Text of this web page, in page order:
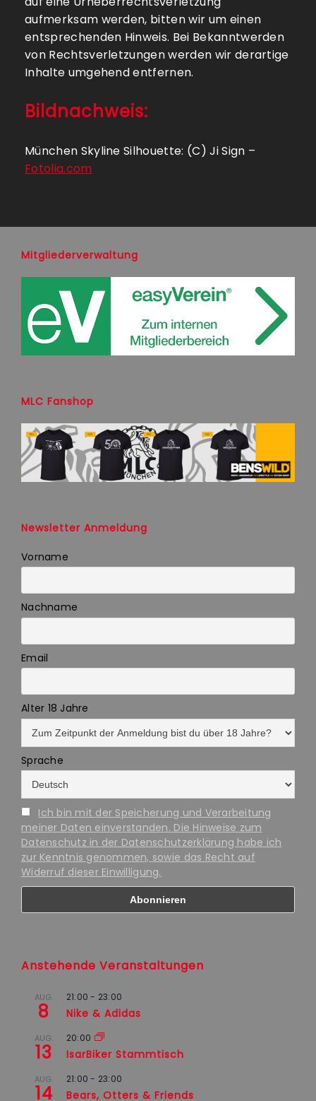
aufmerksam werden, bitten wir um einen
entsprechenden Hinweis. Bei Bekanntwerden
von Rechtsverletzungen werden wir derartige
Inhalte umgehend entfernen.
Bildnachweis:
München Skyline Silhouette: (C) Ji Sign –
Fotolia.com
Mitgliederverwaltung
MLC Fanshop
Newsletter Anmeldung
Vorname
Nachname
Email
Alter 18 Jahre
Sprache
Ich bin mit der Speicherung und Verarbeitung
meiner Daten einverstanden. Die Hinweise zum
Datenschutz in der Datenschutzerklärung habe ich
zur Kenntnis genommen, sowie das Recht auf
Widerruf dieser Einwilligung.
Anstehende Veranstaltungen
AUG.
8
21:00 - 23:00
Nike & Adidas
AUG.
13
20:00
IsarBiker Stammtisch
AUG.
14
21:00 - 23:00
Bears, Otters & Friends